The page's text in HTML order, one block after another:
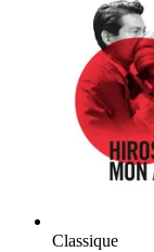
Classique